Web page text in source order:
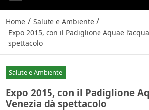
Home / Salute e Ambiente /
Expo 2015, con il Padiglione Aquae
spettacolo
Salute e Ambiente
Expo 2015, con il Padiglione
Venezia dà spettacolo